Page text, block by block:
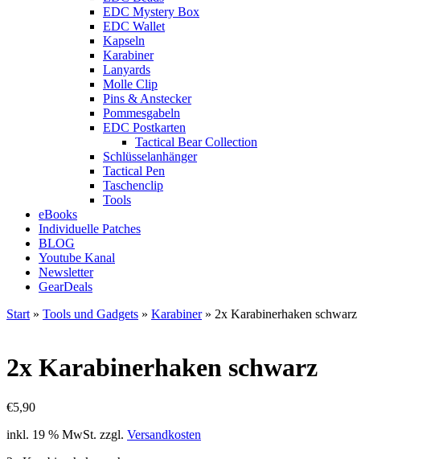
EDC Mystery Box
EDC Wallet
Kapseln
Karabiner
Lanyards
Molle Clip
Pins & Anstecker
Pommesgabeln
EDC Postkarten
Tactical Bear Collection
Schlüsselanhänger
Tactical Pen
Taschenclip
Tools
eBooks
Individuelle Patches
BLOG
Youtube Kanal
Newsletter
GearDeals
Start » Tools und Gadgets » Karabiner» 2x Karabinerhaken schwarz
2x Karabinerhaken schwarz
€5,90
inkl. 19 % MwSt. zzgl. Versandkosten